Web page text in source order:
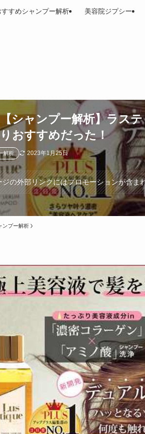
すすめシャンプー解析 美容院ジプシー
【シャンプー解析】ラス
りおすすめだった！
解析 2023年1月25日
ジの外部リンクにはプロモーションが含
ンプー解析